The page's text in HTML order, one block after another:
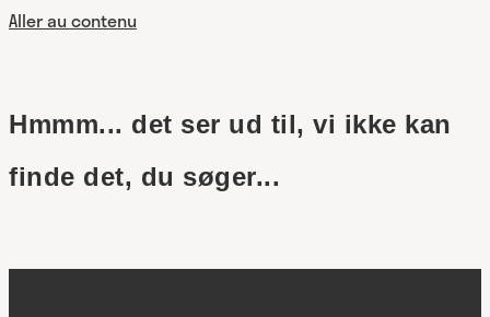
Aller au contenu
Hmmm... det ser ud til, vi ikke kan
finde det, du søger...